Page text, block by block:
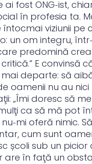
ai fost ONG‑ist,
în profesia ta.
viziunii pe
un om integru,
predomină
E convinsă
mai departe: să
oamenii nu au
„Îmi doresc să
ca să mă pot
oferă nimic.
cum sunt
școli sub un
are în faţă un